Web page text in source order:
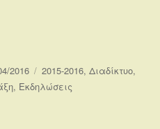
2016 Κατηγορίες
2015-2016,Διαδίκτυο,
, Εκδηλώσεις